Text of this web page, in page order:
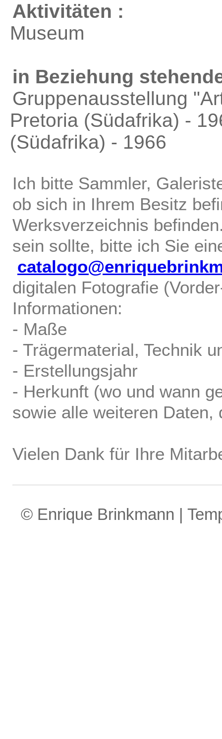
Aktivitäten :
Museum
in Beziehung
Gruppenausstellung
Pretoria (Südafrika) -
(Südafrika) - 1966
Ich bitte Sammler,
ob sich in Ihrem Besitz
Werksverzeichnis
sein sollte, bitte ich Sie
digitalen Fotografie
Informationen:
- Maße
- Trägermaterial, Technik
- Erstellungsjahr
- Herkunft (wo und wann
sowie alle weiteren
Vielen Dank für Ihre
© Enrique Brinkmann |